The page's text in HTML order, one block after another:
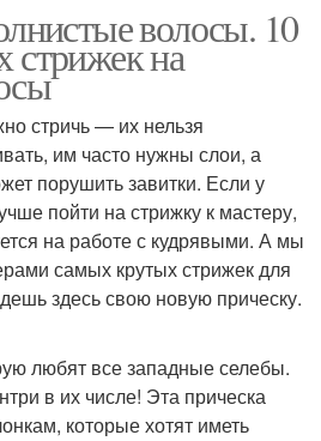
волосы. 10
на
стричь — их нельзя
им часто нужны слои, а
порушить завитки. Если у
пойти на стрижку к мастеру,
на работе с кудрявыми. А мы
самых крутых стрижек для
здесь свою новую прическу.
любят все западные селебы.
в их числе! Эта прическа
которые хотят иметь